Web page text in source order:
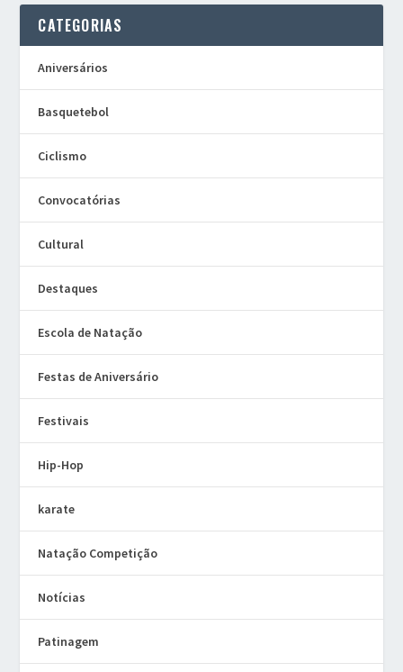
CATEGORIAS
Aniversários
Basquetebol
Ciclismo
Convocatórias
Cultural
Destaques
Escola de Natação
Festas de Aniversário
Festivais
Hip-Hop
karate
Natação Competição
Notícias
Patinagem